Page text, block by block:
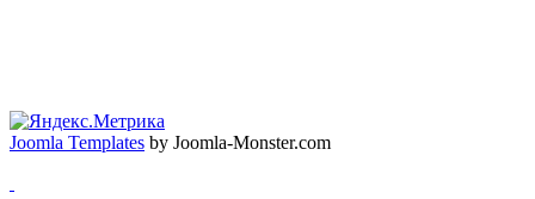
Joomla Templates by Joomla-Monster.com